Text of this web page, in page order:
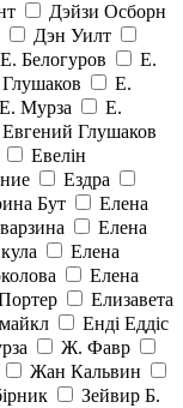
Дэйзи Осборн
Дэн Уилт
Е. Белогуров
Е.
Е.
Е. Мурза
Е.
Евгений Глушаков
Евелін
Ездра
Бут
Елена
Елена
Елена
Елена
Елизавета
Ендi Еддiс
Ж. Фавр
Жан Кальвин
Зейвир Б.